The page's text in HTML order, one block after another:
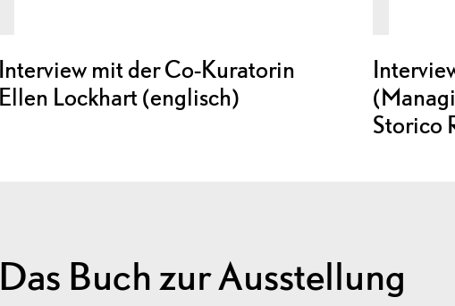
Interview mit der Co-Kuratorin
Ellen Lockhart (englisch)
Storico
Das Buch zur Ausstellung